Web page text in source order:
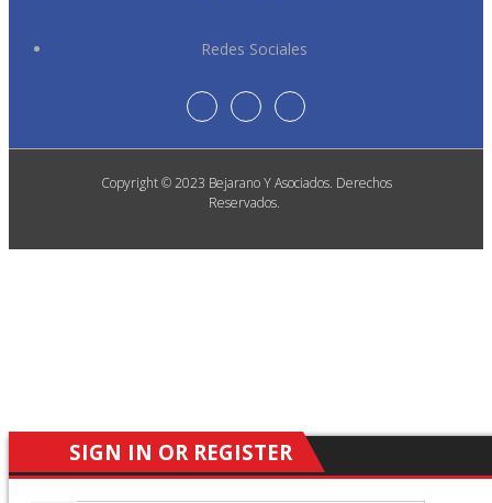
Redes Sociales
Copyright © 2023 Bejarano Y Asociados. Derechos
Reservados.
SIGN IN OR REGISTER